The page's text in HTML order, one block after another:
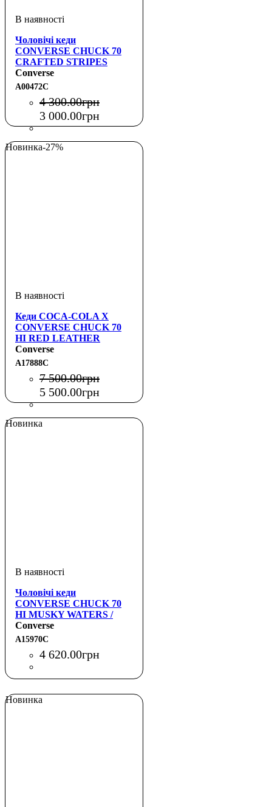
Чоловічі кеди
CONVERSE CHUCK 70
CRAFTED STRIPES
Converse
A00472C
4 300.00грн
3 000.00грн
Новинка-27%
Кеди COCA-COLA X
CONVERSE CHUCK 70
HI RED LEATHER
Converse
A17888C
7 500.00грн
5 500.00грн
Новинка
Чоловічі кеди
CONVERSE CHUCK 70
HI MUSKY WATERS /
EGRET
Converse
A15970C
4 620.00грн
Новинка